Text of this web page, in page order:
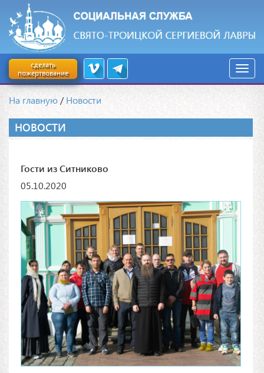
сделать
пожертвование
На главную /Новости
НОВОСТИ
Гости из Ситниково
05.10.2020